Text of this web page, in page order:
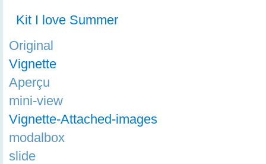
Kit I love Summer
Original
Vignette
Aperçu
mini-view
Vignette-Attached-images
modalbox
slide